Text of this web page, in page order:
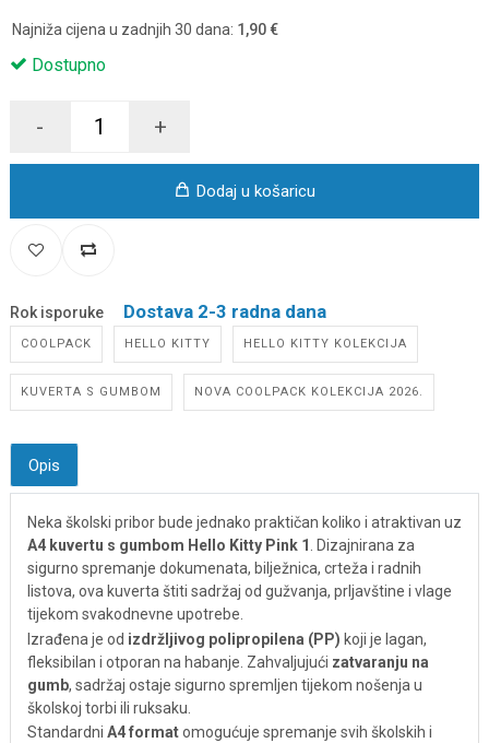
Najniža cijena u zadnjih 30 dana: 1,90 €
Dostupno
- +
Dodaj u košaricu
Rok isporuke Dostava 2-3 radna dana
COOLPACK HELLO KITTY HELLO KITTY KOLEKCIJA
KUVERTA S GUMBOM NOVA COOLPACK KOLEKCIJA 2026.
Opis
Neka školski pribor bude jednako praktičan koliko i atraktivan uz
A4 kuvertu s gumbom Hello Kitty Pink 1 . Dizajnirana za
sigurno spremanje dokumenata, bilježnica, crteža i radnih
listova, ova kuverta štiti sadržaj od gužvanja, prljavštine i vlage
tijekom svakodnevne upotrebe.
Izrađena je od izdržljivog polipropilena (PP) koji je lagan,
fleksibilan i otporan na habanje. Zahvaljujući zatvaranju na
gumb, sadržaj ostaje sigurno spremljen tijekom nošenja u
školskoj torbi ili ruksaku.
Standardni A4 formatomogućuje spremanje svih školskih i